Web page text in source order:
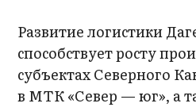
Развитие логистики
способствует росту
субъектах Северного
в МТК «Север — юг», а